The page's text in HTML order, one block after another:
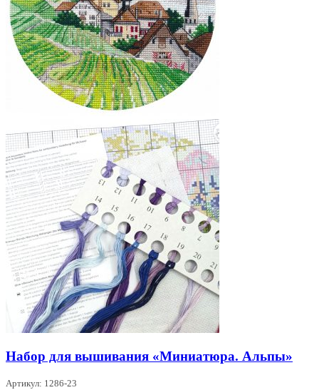
Набор для вышивания «Миниатюра. Альпы»
Артикул: 1286-23